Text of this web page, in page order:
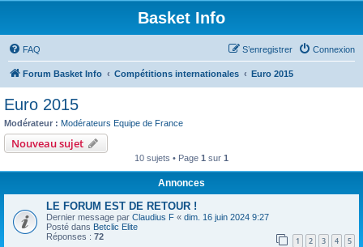
Basket Info
FAQ Connexion
S’enregistrer
Forum Basket Info Compétitions internationales Euro 2015
Euro 2015
Modérateur : Modérateurs Equipe de France
Nouveau sujet
10 sujets • Page 1 sur 1
Annonces
LE FORUM EST DE RETOUR !
Dernier message par Claudius F « dim. 16 juin 2024 9:27
Posté dans Betclic Elite
Réponses : 72 1 2 3 4 5